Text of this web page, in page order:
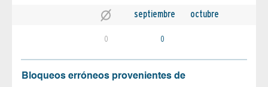
septiembre octubre
0 0
Bloqueos erróneos provenientes de